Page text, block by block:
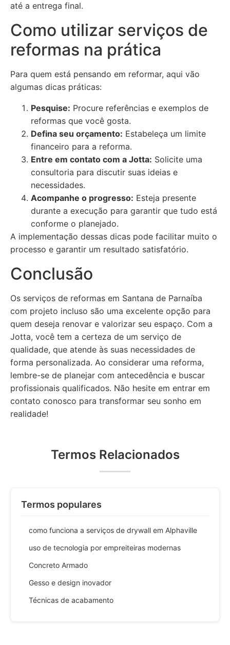
até a entrega final.
Como utilizar serviços de
reformas na prática
Para quem está pensando em reformar, aqui vão
algumas dicas práticas:
Pesquise: Procure referências e exemplos de
reformas que você gosta.
Defina seu orçamento: Estabeleça um limite
financeiro para a reforma.
Entre em contato com a Jotta: Solicite uma
consultoria para discutir suas ideias e
necessidades.
Acompanhe o progresso: Esteja presente
durante a execução para garantir que tudo está
conforme o planejado.
A implementação dessas dicas pode facilitar muito o
processo e garantir um resultado satisfatório.
Conclusão
Os serviços de reformas em Santana de Parnaíba
com projeto incluso são uma excelente opção para
quem deseja renovar e valorizar seu espaço. Com a
Jotta, você tem a certeza de um serviço de
qualidade, que atende às suas necessidades de
forma personalizada. Ao considerar uma reforma,
lembre-se de planejar com antecedência e buscar
profissionais qualificados. Não hesite em entrar em
contato conosco para transformar seu sonho em
realidade!
Termos Relacionados
Termos populares
como funciona a serviços de drywall em Alphaville
uso de tecnologia por empreiteiras modernas
Concreto Armado
Gesso e design inovador
Técnicas de acabamento